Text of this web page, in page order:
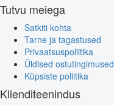
Tutvu meiega
Satkiti kohta
Tarne ja tagastused
Privaatsuspoliitika
Üldised ostutingimused
Küpsiste poliitika
Klienditeenindus